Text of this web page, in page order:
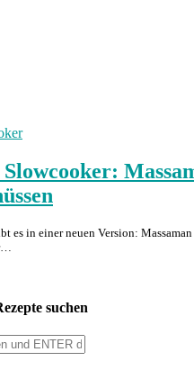
Slowcooker:
es in einer neuen Version:
suchen